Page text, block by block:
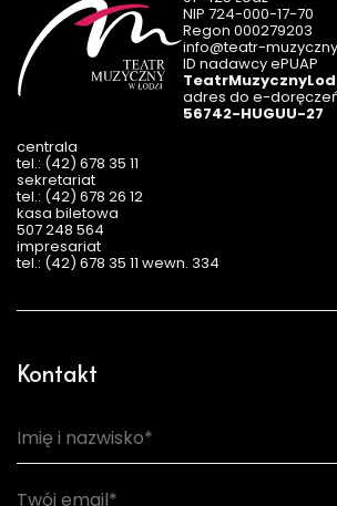
NIP 724-000-17-70
Regon 000279203
info@teatr-
ID nadawcy ePUAP
adres do e-
56742-HUGUU-27
centrala
tel.: (42) 678 35 11
sekretariat
tel.: (42) 678 26 12
kasa biletowa
507 248 564
impresariat
tel.: (42) 678 35 11 wewn. 334
Kontakt